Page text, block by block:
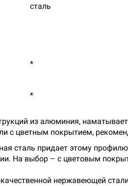
сталь
*
*
из алюминия,
с цветным покрытием,
сталь придает этому
На выбор – с цветовым
нержавеющей